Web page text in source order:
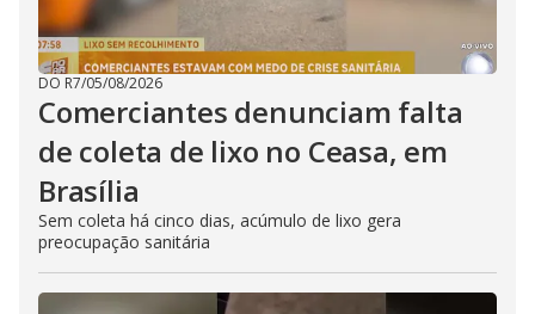
DO R7/05/08/2026
Comerciantes denunciam falta
de coleta de lixo no Ceasa, em
Brasília
Sem coleta há cinco dias, acúmulo de lixo gera
preocupação sanitária